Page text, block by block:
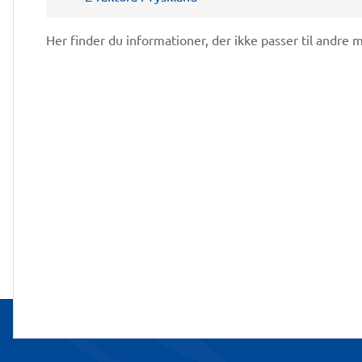
Her finder du informationer, der ikke passer til andre